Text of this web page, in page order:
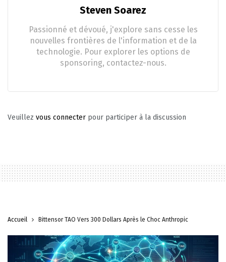
Steven Soarez
Passionné et dévoué, j'explore sans cesse les
nouvelles frontières de l'information et de la
technologie. Pour explorer les options de
sponsoring, contactez-nous.
Veuillez vous connecter pour participer à la discussion
Accueil Bittensor TAO Vers 300 Dollars Après le Choc Anthropic